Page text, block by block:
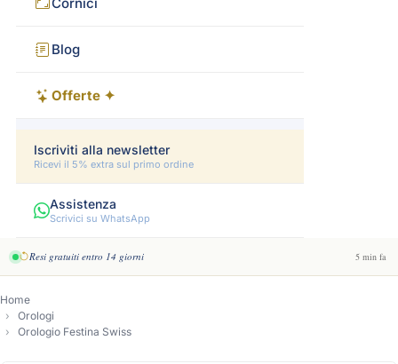
Blog
Offerte ✦
Iscriviti alla newsletter
Ricevi il 5% extra sul primo ordine
Assistenza
Scrivici su WhatsApp
Resi gratuiti entro 14 giorni 5 min fa
Home
Orologi
Orologio Festina Swiss